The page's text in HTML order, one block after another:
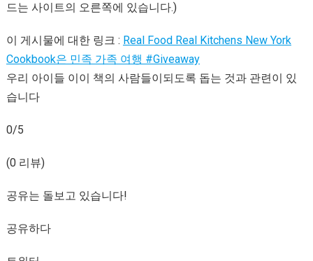
드는 사이트의 오른쪽에 있습니다.)
이 게시물에 대한 링크 : Real Food Real Kitchens New York
Cookbook은 민족 가족 여행 #Giveaway
우리 아이들 이이 책의 사람들이되도록 돕는 것과 관련이 있
습니다
0/5
(0 리뷰)
공유는 돌보고 있습니다!
공유하다